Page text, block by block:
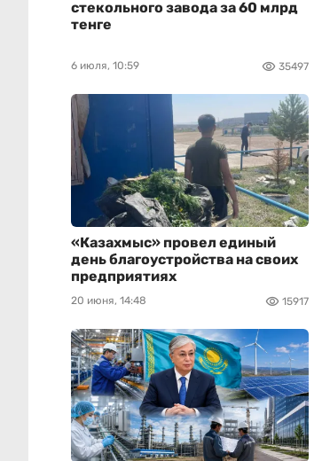
стекольного завода за 60 млрд
тенге
6 июля, 10:59 35497
«Казахмыс» провел единый
день благоустройства на своих
предприятиях
20 июня, 14:48 15917